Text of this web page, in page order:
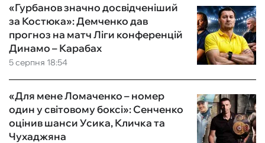
5 серпня 18:54
«Гурбанов значно досвідченіший
за Костюка»: Демченко дав
прогноз на матч Ліги конференцій
Динамо – Карабах
«Для мене Ломаченко – номер
один у світовому боксі»: Сенченко
оцінив шанси Усика, Кличка та
Чухаджяна